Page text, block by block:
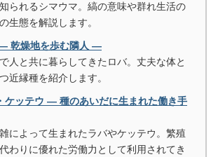
られるシマウマ。縞の意味や群れ生活の
生態を解説します。
乾燥地を歩む隣人 ―
人と共に暮らしてきたロバ。丈夫な体と
近縁種を紹介します。
ケッテウ ― 種のあいだに生まれた働き手
によって生まれたラバやケッテウ。繁殖
わりに優れた労働力として利用されてき